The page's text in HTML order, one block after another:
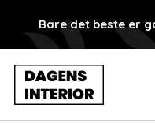
Bare det beste er